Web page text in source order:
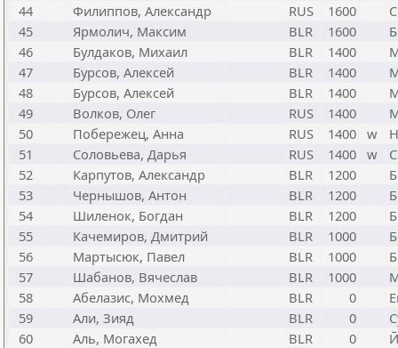
44
Филиппов, Александр RUS 1600
45
Ярмолич, Максим BLR 1600
46
Булдаков, Михаил BLR 1400
47
Бурсов, Алексей BLR 1400
48
Бурсов, Алексей BLR 1400
49
Волков, Олег RUS 1400
50
Побережец, Анна RUS 1400 w
51
Соловьева, Дарья RUS 1400 w
52
Карпутов, Александр BLR 1200
53
Чернышов, Антон BLR 1200
54
Шиленок, Богдан BLR 1200
55
Качемиров, Дмитрий BLR 1000
56
Мартысюк, Павел BLR 1000
57
Шабанов, Вячеслав BLR 1000
58
Абелазис, Мохмед BLR 0
59
Али, Зияд BLR 0
60
Аль, Могахед BLR 0